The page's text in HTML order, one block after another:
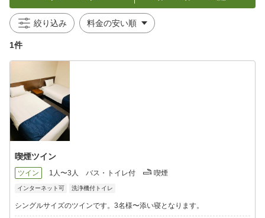
屋外駐車場完備 御予約は不要です。
駐車場の白線内にご駐車のほどお願い致します。
チェックインの際には、車種・御車ナンバー等お伺い致します。
※大型車でお越しのお客様はご予約の際、備考欄にその旨記載頂
当ホテルはSDGsの「地球環境保全・環境負荷低減」に取り組んで
おります。
そのためアメニティ（歯ブラシ・カミソリ・お茶パック・ヘアブ
ラシ・ルームウェア・使い捨てスリッパ）はフロントにてお客様
の御必要な分だけお渡しさせて頂いております。
清潔なアメニティの提供と不要なゴミを増やさないよう取り組み
お申し付けください。
＜キャンセル料のご案内＞
絞り込み
1件
喫煙ツイン
ツイン 1人〜3人 バス・トイレ付 喫煙
インターネット可 洗浄機付トイレ
シングルサイズのツインです。3名様〜添い寝となります。